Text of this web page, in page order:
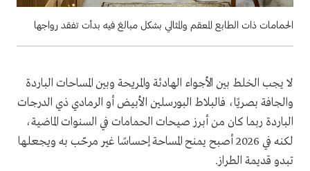
الحمامات ذات الطابع المعقم والمثالي بشكل مبالغ فيه بدأت تفقد رواجها
لا يجب الخلط بين الأجواء الهادئة والمريحة وبين المساحات الباردة
والجافة بصريًا، فالبلاط البورسلين الأبيض أو الرمادي ذي الدرجات
الباردة ربما كان من أبرز صيحات الحمامات في السنوات الماضية،
لكنه في 2026 أصبح يمنح المساحة إحساسًا غير مرحّب به ويجعلها
تبدو قديمة الطراز.